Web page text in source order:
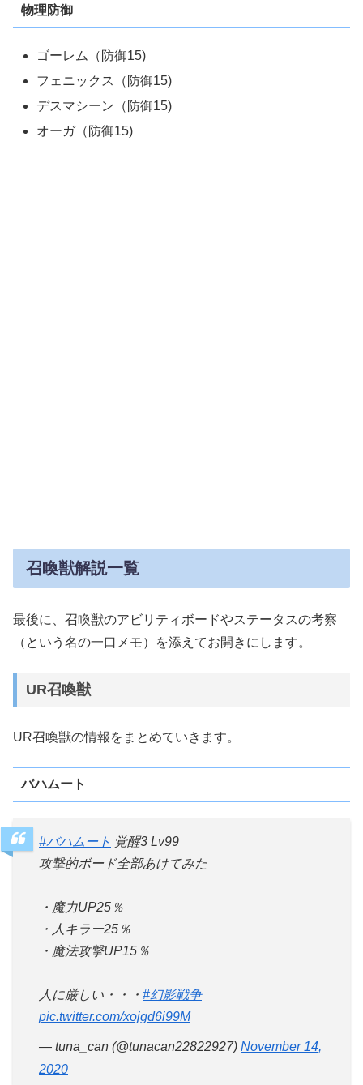
物理防御
ゴーレム（防御15)
フェニックス（防御15)
デスマシーン（防御15)
オーガ（防御15)
召喚獣解説一覧
最後に、召喚獣のアビリティボードやステータスの考察
（という名の一口メモ）を添えてお開きにします。
UR召喚獣
UR召喚獣の情報をまとめていきます。
バハムート
#バハムート 覚醒3 Lv99
攻撃的ボード全部あけてみた
・魔力UP25％
・人キラー25％
・魔法攻撃UP15％
人に厳しい・・・ #幻影戦争
pic.twitter.com/xojgd6i99M
— tuna_can (@tunacan22822927) November 14,
2020